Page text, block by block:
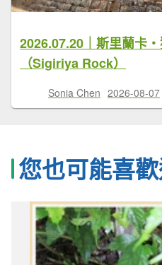
2026.07.20｜斯里蘭卡
（Sigiriya Rock）
Sonia Chen 2026-08-07
您也可能喜